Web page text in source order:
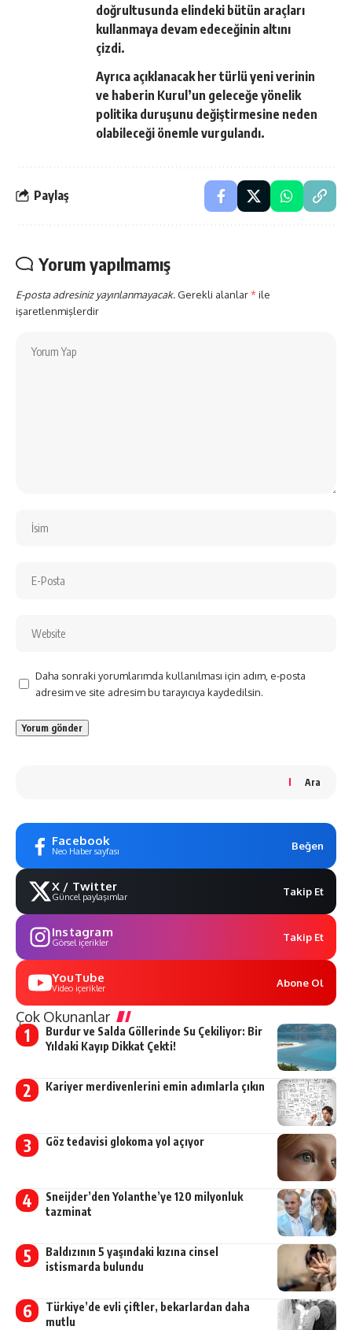
doğrultusunda elindeki bütün araçları
kullanmaya devam edeceğinin altını
çizdi.
Ayrıca açıklanacak her türlü yeni verinin
ve haberin Kurul’un geleceğe yönelik
politika duruşunu değiştirmesine neden
olabileceği önemle vurgulandı.
Paylaş
Yorum yapılmamış
E-posta adresiniz yayınlanmayacak. Gerekli alanlar*ile
işaretlenmişlerdir
Daha sonraki yorumlarımda kullanılması için adım, e-posta
adresim ve site adresim bu tarayıcıya kaydedilsin.
Ara
Facebook
Neo Haber sayfası Beğen
X / Twitter
Güncel paylaşımlar Takip Et
Instagram
Görsel içerikler Takip Et
YouTube
Video içerikler Abone Ol
Çok Okunanlar
Burdur ve Salda Göllerinde Su Çekiliyor: Bir
Yıldaki Kayıp Dikkat Çekti!
Kariyer merdivenlerini emin adımlarla çıkın
Göz tedavisi glokoma yol açıyor
Sneijder’den Yolanthe’ye 120 milyonluk
tazminat
Baldızının 5 yaşındaki kızına cinsel
istismarda bulundu
Türkiye’de evli çiftler, bekarlardan daha
mutlu